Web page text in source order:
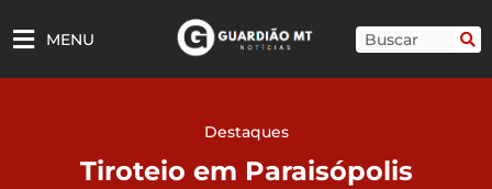
para
MENU Pesquisar
Destaques
Tiroteio em Paraisópolis